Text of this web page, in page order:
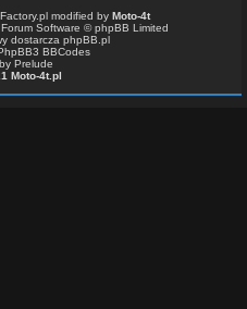
modified by Moto-4t
Software © phpBB Limited
dostarcza phpBB.pl
BBCodes
Prelude
Moto-4t.pl